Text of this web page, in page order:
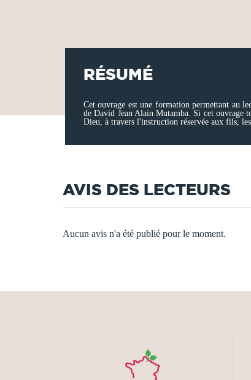
RÉSUMÉ
Cet ouvrage est une formation permettant au
de David Jean Alain Mutamba. Si cet ouvrage
Dieu, à travers l'instruction réservée aux fils, les
AVIS DES LECTEURS
Aucun avis n'a été publié pour le moment.